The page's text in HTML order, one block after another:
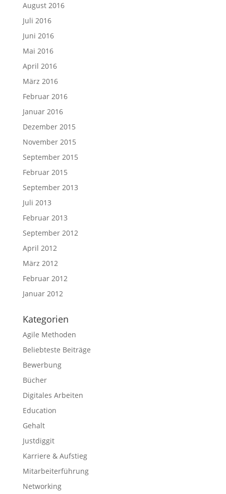
August 2016
Juli 2016
Juni 2016
Mai 2016
April 2016
März 2016
Februar 2016
Januar 2016
Dezember 2015
November 2015
September 2015
Februar 2015
September 2013
Juli 2013
Februar 2013
September 2012
April 2012
März 2012
Februar 2012
Januar 2012
Kategorien
Agile Methoden
Beliebteste Beiträge
Bewerbung
Bücher
Digitales Arbeiten
Education
Gehalt
Justdiggit
Karriere & Aufstieg
Mitarbeiterführung
Networking